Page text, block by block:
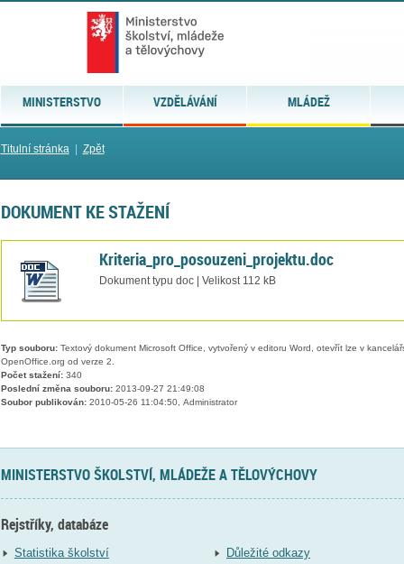
MINISTERSTVO VZDĚLÁVÁNÍ MLÁDEŽ
Titulní stránka| Zpět
DOKUMENT KE STAŽENÍ
Kriteria_pro_posouzeni_projektu.doc
Dokument typu doc | Velikost 112 kB
Typ souboru:Textový dokument Microsoft Office, vytvořený v editoru Word, otevřít lze v
OpenOffice.org od verze 2.
Počet stažení:340
Poslední změna souboru:2013-09-27 21:49:08
Soubor publikován:2010-05-26 11:04:50, Administrator
MINISTERSTVO ŠKOLSTVÍ, MLÁDEŽE A TĚLOVÝCHOVY
Rejstříky, databáze
Statistika školství
Důležité odkazy